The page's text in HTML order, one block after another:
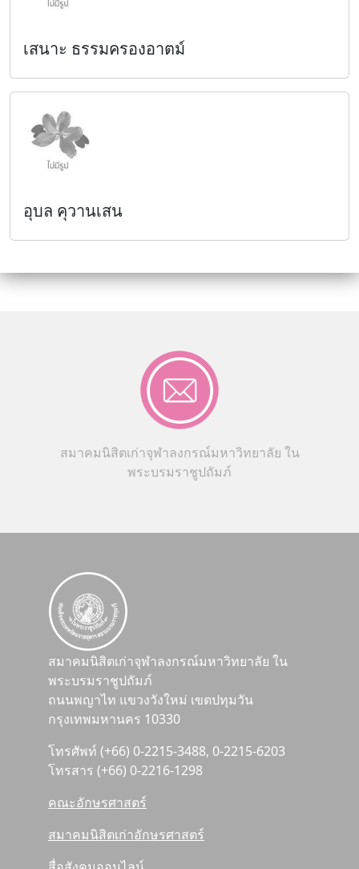
เสนาะ ธรรมครองอาตม์
อุบล คุวานเสน
สมาคมนิสิตเก่าจุฬาลงกรณ์มหาวิทยาลัย ใน
พระบรมราชูปถัมภ์
สมาคมนิสิตเก่าจุฬาลงกรณ์มหาวิทยาลัย ใน
พระบรมราชูปถัมภ์
ถนนพญาไท แขวงวังใหม่ เขตปทุมวัน
กรุงเทพมหานคร 10330
โทรศัพท์ (+66) 0-2215-3488, 0-2215-6203
โทรสาร (+66) 0-2216-1298
คณะอักษรศาสตร์
สมาคมนิสิตเก่าอักษรศาสตร์